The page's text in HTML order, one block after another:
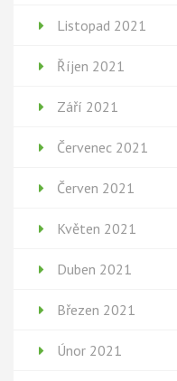
Listopad 2021
Říjen 2021
Září 2021
Červenec 2021
Červen 2021
Květen 2021
Duben 2021
Březen 2021
Únor 2021